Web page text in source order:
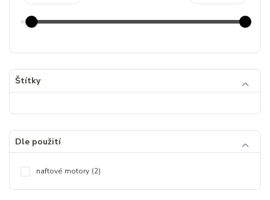
Štítky
Dle použití
naftové motory (2)